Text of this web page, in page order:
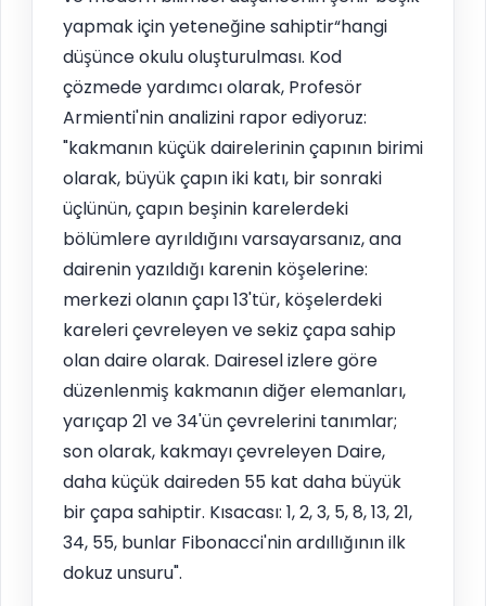
yapmak için yeteneğine sahiptir“hangi
düşünce okulu oluşturulması. Kod
çözmede yardımcı olarak, Profesör
Armienti'nin analizini rapor ediyoruz:
"kakmanın küçük dairelerinin çapının birimi
olarak, büyük çapın iki katı, bir sonraki
üçlünün, çapın beşinin karelerdeki
bölümlere ayrıldığını varsayarsanız, ana
dairenin yazıldığı karenin köşelerine:
merkezi olanın çapı 13'tür, köşelerdeki
kareleri çevreleyen ve sekiz çapa sahip
olan daire olarak. Dairesel izlere göre
düzenlenmiş kakmanın diğer elemanları,
yarıçap 21 ve 34'ün çevrelerini tanımlar;
son olarak, kakmayı çevreleyen Daire,
daha küçük daireden 55 kat daha büyük
bir çapa sahiptir. Kısacası: 1, 2, 3, 5, 8, 13, 21,
34, 55, bunlar Fibonacci'nin ardıllığının ilk
dokuz unsuru".